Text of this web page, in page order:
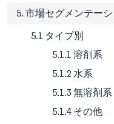
5. 市場セグメンテー
5.1 タイプ別
5.1.1 溶剤系
5.1.2 水系
5.1.3 無溶剤系
5.1.4 その他